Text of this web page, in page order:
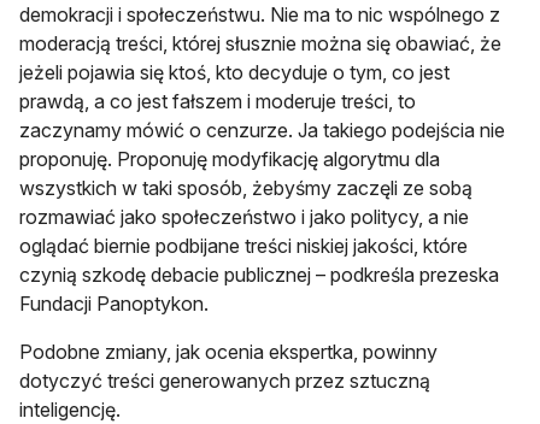
demokracji i społeczeństwu. Nie ma to nic wspólnego z
moderacją treści, której słusznie można się obawiać, że
jeżeli pojawia się ktoś, kto decyduje o tym, co jest
prawdą, a co jest fałszem i moderuje treści, to
zaczynamy mówić o cenzurze. Ja takiego podejścia nie
proponuję. Proponuję modyfikację algorytmu dla
wszystkich w taki sposób, żebyśmy zaczęli ze sobą
rozmawiać jako społeczeństwo i jako politycy, a nie
oglądać biernie podbijane treści niskiej jakości, które
czynią szkodę debacie publicznej – podkreśla prezeska
Fundacji Panoptykon.
Podobne zmiany, jak ocenia ekspertka, powinny
dotyczyć treści generowanych przez sztuczną
inteligencję.